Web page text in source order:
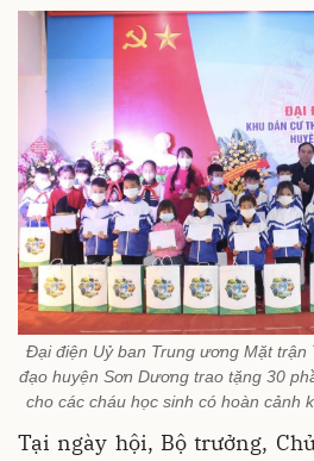
Đại điện Uỷ ban Trung ương Mặt trận
đạo huyện Sơn Dương trao tặng 30
cho các cháu học sinh có hoàn cảnh
Tại ngày hội, Bộ trưởng,